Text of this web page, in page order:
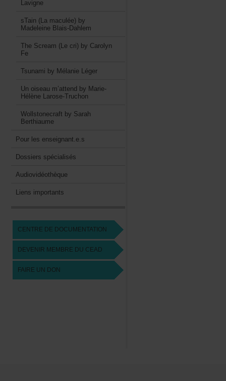
Lavigne
sTain(Lamaculée)by
MadeleineBlais-Dahlem
TheScream(Lecri)byCarolyn
Fe
TsunamibyMélanieLéger
Unoiseaum’attendbyMarie-
HélèneLarose-Truchon
WollstonecraftbySarah
Berthiaume
Pourlesenseignant.e.s
Dossiersspécialisés
Audiovidéothèque
Liensimportants
CENTREDEDOCUMENTATION
DEVENIRMEMBREDUCEAD
FAIREUNDON